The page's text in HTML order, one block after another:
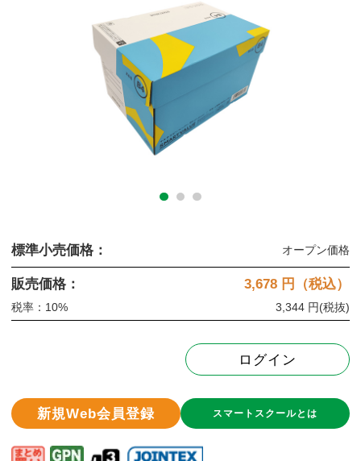
標準小売価格： オープン価格
販売価格： 3,678 円（税込）
税率：10% 3,344 円(税抜)
ログイン
新規Web会員登録 スマートスクールとは